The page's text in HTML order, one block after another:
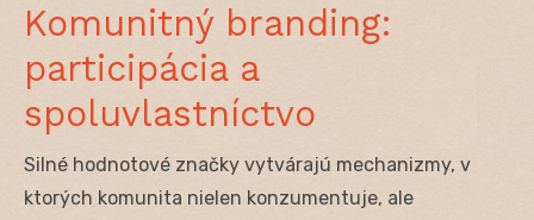
Komunitný branding:
participácia a
spoluvlastníctvo
Silné hodnotové značky vytvárajú mechanizmy, v
ktorých komunita nielen konzumentuje, ale